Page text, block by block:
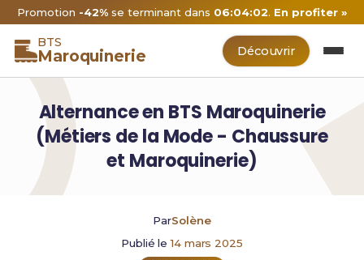
Promotion -42% se terminant dans 06:04:02. En profiter »
BTS
Maroquinerie Découvrir
Alternance en BTS Maroquinerie
(Métiers de la Mode - Chaussure
et Maroquinerie)
ParSolène
Publié le14 mars 2025